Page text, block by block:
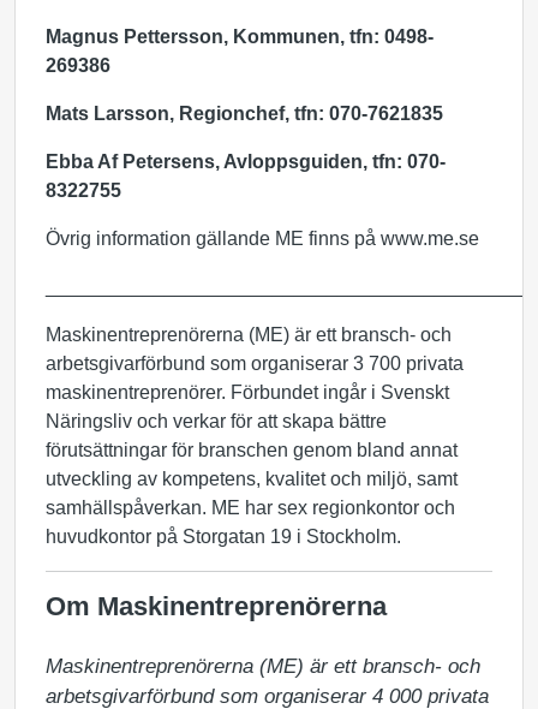
Magnus Pettersson, Kommunen, tfn: 0498-
269386
Mats Larsson, Regionchef, tfn: 070-7621835
Ebba Af Petersens, Avloppsguiden, tfn: 070-
8322755
Övrig information gällande ME finns på www.me.se
Maskinentreprenörerna (ME) är ett bransch- och
arbetsgivarförbund som organiserar 3 700 privata
maskinentreprenörer. Förbundet ingår i Svenskt
Näringsliv och verkar för att skapa bättre
förutsättningar för branschen genom bland annat
utveckling av kompetens, kvalitet och miljö, samt
samhällspåverkan. ME har sex regionkontor och
huvudkontor på Storgatan 19 i Stockholm.
Om Maskinentreprenörerna
Maskinentreprenörerna (ME) är ett bransch- och
arbetsgivarförbund som organiserar 4 000 privata